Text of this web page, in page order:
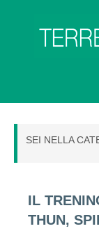
SEI NELLA
IL
THUN,